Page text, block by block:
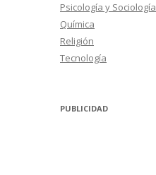
Psicología y Sociología
Química
Religión
Tecnología
PUBLICIDAD